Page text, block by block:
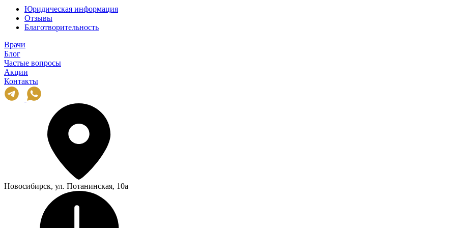
Юридическая информация
Отзывы
Благотворительность
Врачи
Блог
Частые вопросы
Акции
Контакты
Новосибирск, ул. Потанинская, 10а